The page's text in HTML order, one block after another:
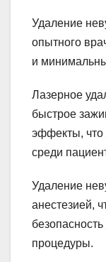
Удаление
опытного
и
Лазерное
быстрое
эффекты, что
среди
Удаление
анестезией,
процедуры.